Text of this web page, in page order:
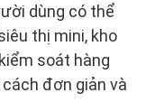
dùng có thể
thị mini, kho
soát hàng
đơn giản và